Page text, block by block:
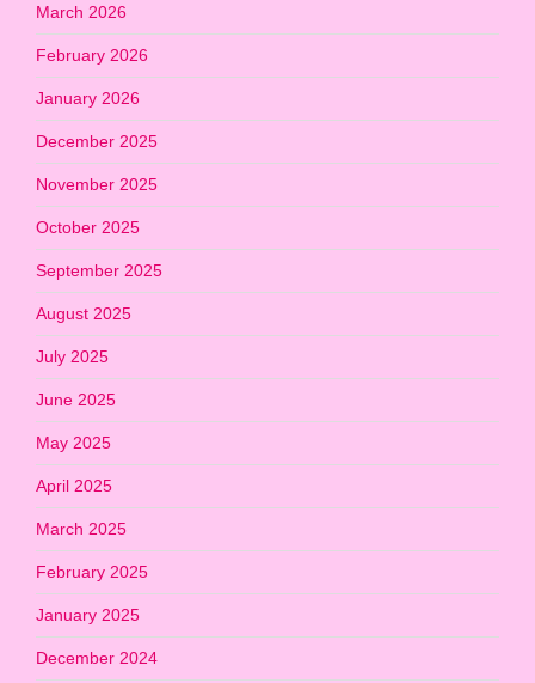
March 2026
February 2026
January 2026
December 2025
November 2025
October 2025
September 2025
August 2025
July 2025
June 2025
May 2025
April 2025
March 2025
February 2025
January 2025
December 2024